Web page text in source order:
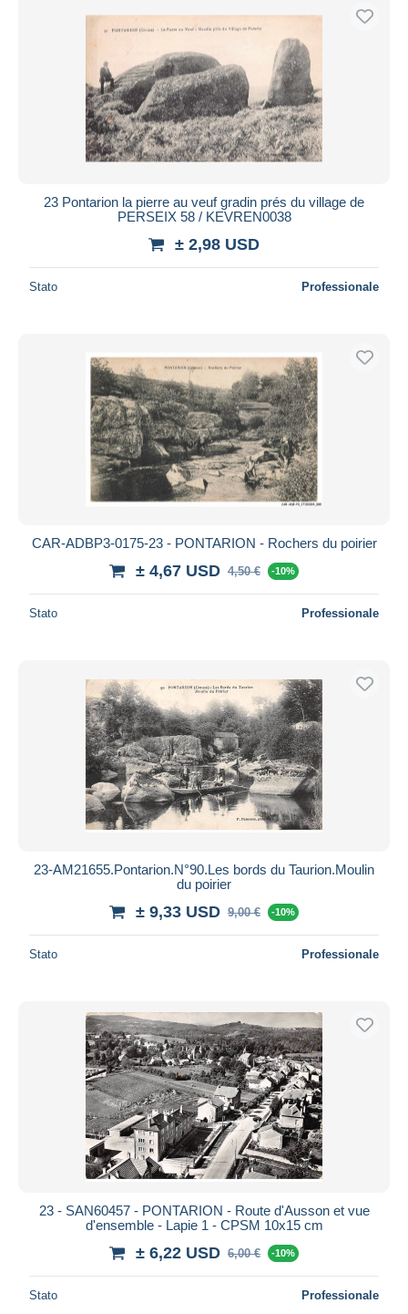
23 Pontarion la pierre au veuf gradin prés du village de
PERSEIX 58 / KEVREN0038
± 2,98 USD
Stato Professionale
CAR-ADBP3-0175-23 - PONTARION - Rochers du poirier
± 4,67 USD 4,50 € -10%
Stato Professionale
23-AM21655.Pontarion.N°90.Les bords du Taurion.Moulin
du poirier
± 9,33 USD 9,00 € -10%
Stato Professionale
23 - SAN60457 - PONTARION - Route d'Ausson et vue
d'ensemble - Lapie 1 - CPSM 10x15 cm
± 6,22 USD 6,00 € -10%
Stato Professionale